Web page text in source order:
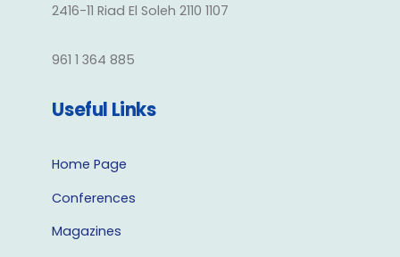
2416-11 Riad El Soleh 2110 1107
961 1 364 885
Useful Links
Home Page
Conferences
Magazines